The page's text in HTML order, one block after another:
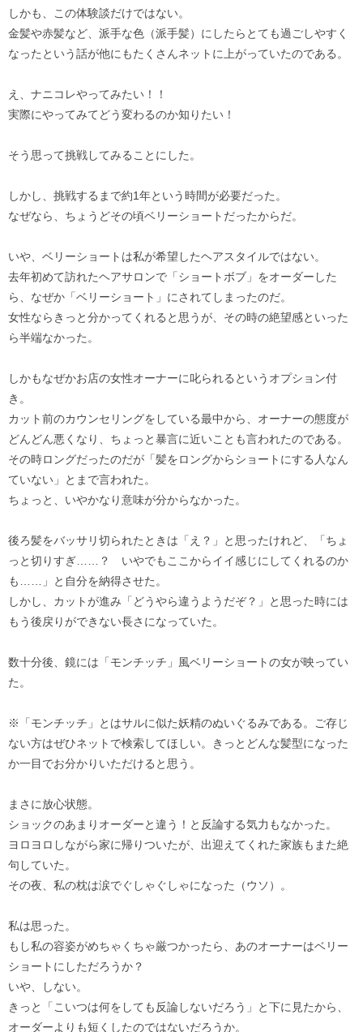
しかも、この体験談だけではない。
金髪や赤髪など、派手な色（派手髪）にしたらとても過ごしやすく
なったという話が他にもたくさんネットに上がっていたのである。
え、ナニコレやってみたい！！
実際にやってみてどう変わるのか知りたい！
そう思って挑戦してみることにした。
しかし、挑戦するまで約1年という時間が必要だった。
なぜなら、ちょうどその頃ベリーショートだったからだ。
いや、ベリーショートは私が希望したヘアスタイルではない。
去年初めて訪れたヘアサロンで「ショートボブ」をオーダーした
ら、なぜか「ベリーショート」にされてしまったのだ。
女性ならきっと分かってくれると思うが、その時の絶望感といった
ら半端なかった。
しかもなぜかお店の女性オーナーに叱られるというオプション付
き。
カット前のカウンセリングをしている最中から、オーナーの態度が
どんどん悪くなり、ちょっと暴言に近いことも言われたのである。
その時ロングだったのだが「髪をロングからショートにする人なん
ていない」とまで言われた。
ちょっと、いやかなり意味が分からなかった。
後ろ髪をバッサリ切られたときは「え？」と思ったけれど、「ちょ
っと切りすぎ……？ いやでもここからイイ感じにしてくれるのか
も……」と自分を納得させた。
しかし、カットが進み「どうやら違うようだぞ？」と思った時には
もう後戻りができない長さになっていた。
数十分後、鏡には「モンチッチ」風ベリーショートの女が映ってい
た。
※「モンチッチ」とはサルに似た妖精のぬいぐるみである。ご存じ
ない方はぜひネットで検索してほしい。きっとどんな髪型になった
か一目でお分かりいただけると思う。
まさに放心状態。
ショックのあまりオーダーと違う！と反論する気力もなかった。
ヨロヨロしながら家に帰りついたが、出迎えてくれた家族もまた絶
句していた。
その夜、私の枕は涙でぐしゃぐしゃになった（ウソ）。
私は思った。
もし私の容姿がめちゃくちゃ厳つかったら、あのオーナーはベリー
ショートにしただろうか？
いや、しない。
きっと「こいつは何をしても反論しないだろう」と下に見たから、
オーダーよりも短くしたのではないだろうか。